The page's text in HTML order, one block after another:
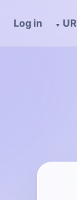
UR
▾
Log in